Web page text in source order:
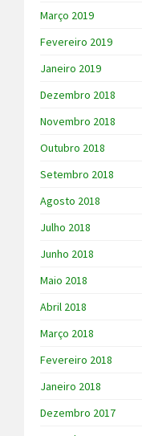
Março 2019
Fevereiro 2019
Janeiro 2019
Dezembro 2018
Novembro 2018
Outubro 2018
Setembro 2018
Agosto 2018
Julho 2018
Junho 2018
Maio 2018
Abril 2018
Março 2018
Fevereiro 2018
Janeiro 2018
Dezembro 2017